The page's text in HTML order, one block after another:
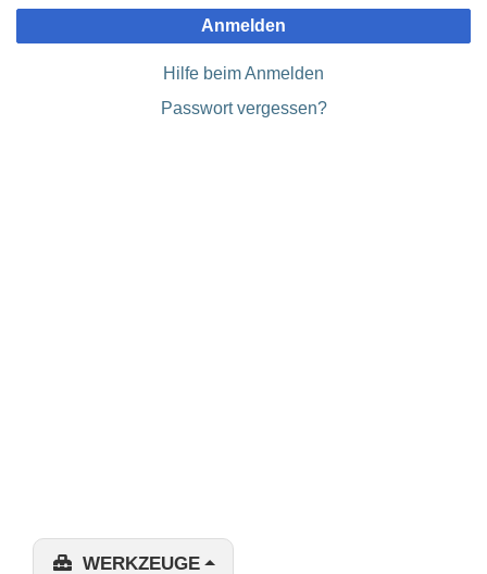
Anmelden
Hilfe beim Anmelden
Passwort vergessen?
WERKZEUGE